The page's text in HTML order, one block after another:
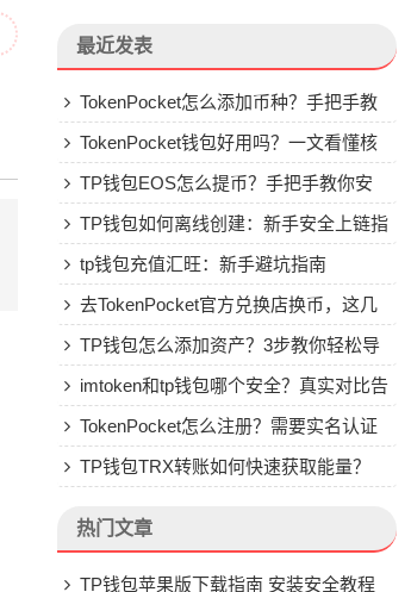
最近发表
TokenPocket怎么添加币种？手把手教
你自定义代币
TokenPocket钱包好用吗？一文看懂核
心功能特点
TP钱包EOS怎么提币？手把手教你安
全赎回
TP钱包如何离线创建：新手安全上链指
南tp钱包充值汇旺：新手避坑指南
去TokenPocket官方兑换店换币，这几
个坑别再踩了
TP钱包怎么添加资产？3步教你轻松导
入代币和NFT
imtoken和tp钱包哪个安全？真实对比告
诉你TokenPocket怎么注册？需要实名认证
吗？TP钱包TRX转账如何快速获取能量？
热门文章
TP钱包苹果版下载指南 安装安全教程